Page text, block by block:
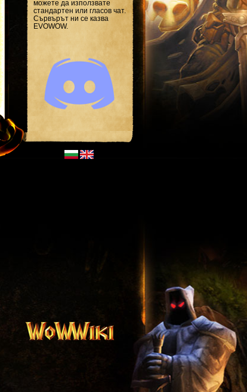
можете да използвате
стандартен или гласов чат.
Сървърът ни се казва
EVOWOW.